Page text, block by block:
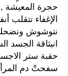
حجرة المعيشة ,
الإغفاء تتقلب
نتوشوش
انبثاقة الجسد
حقبة ستر
سفحتْ دم